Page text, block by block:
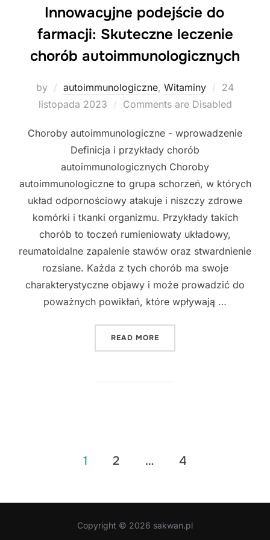
Innowacyjne podejście do
farmacji: Skuteczne leczenie
chorób autoimmunologicznych
by autoimmunologiczne, Witaminy
Posted
on
24
listopada 2023
Comments are Disabled
Choroby autoimmunologiczne - wprowadzenie
Definicja i przykłady chorób
autoimmunologicznych Choroby
autoimmunologiczne to grupa schorzeń, w których
układ odpornościowy atakuje i niszczy zdrowe
komórki i tkanki organizmu. Przykłady takich
chorób to toczeń rumieniowaty układowy,
reumatoidalne zapalenie stawów oraz stwardnienie
rozsiane. Każda z tych chorób ma swoje
charakterystyczne objawy i może prowadzić do
poważnych powikłań, które wpływają …
READ MORE
Stronicowanie
1 2 … 4
Copyright © 2026 sakwan.pl